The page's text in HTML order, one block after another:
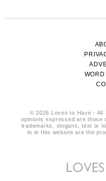
© 2026 Loves to Have - All
opinions expressed are those
trademarks, slogans, text or
to in this website are the